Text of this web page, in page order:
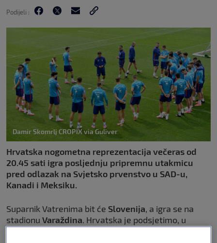
Podijeli :
Damir Skomrlj CROPIX via Guliver
Hrvatska nogometna reprezentacija večeras od
20.45 sati igra posljednju pripremnu utakmicu
pred odlazak na Svjetsko prvenstvo u SAD-u,
Kanadi i Meksiku.
Suparnik Vatrenima bit će Slovenija, a igra se na
stadionu Varaždina. Hrvatska je podsjetimo, u